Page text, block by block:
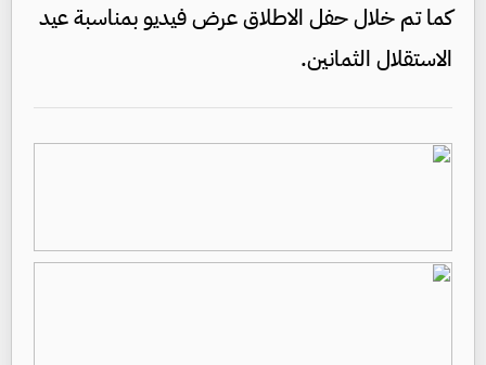
كما تم خلال حفل الاطلاق عرض فيديو بمناسبة عيد
الاستقلال الثمانين.